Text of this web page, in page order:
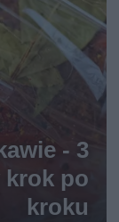
- 3
krok po
kroku